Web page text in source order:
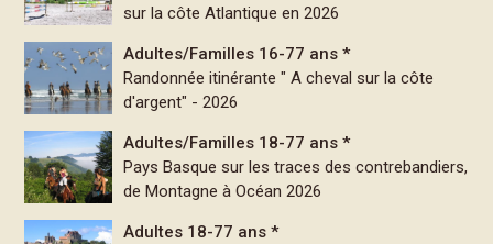
sur la côte Atlantique en 2026
Adultes/Familles 16-77 ans *
Randonnée itinérante " A cheval sur la côte
d'argent" - 2026
Adultes/Familles 18-77 ans *
Pays Basque sur les traces des contrebandiers,
de Montagne à Océan 2026
Adultes 18-77 ans *